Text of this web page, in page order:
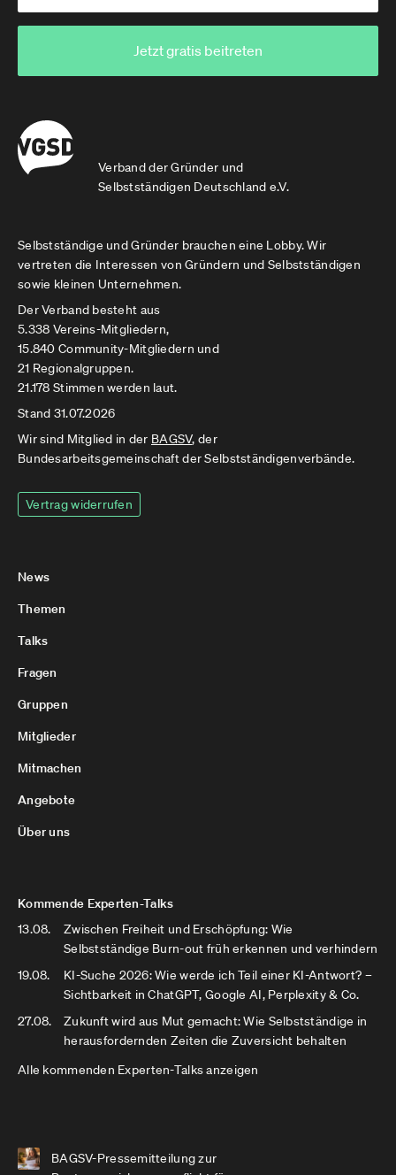
Verband der Gründer und
Selbstständigen Deutschland e.V.
Jetzt gratis beitreten
Selbstständige und Gründer brauchen eine Lobby. Wir
vertreten die Interessen von Gründern und Selbstständigen
sowie kleinen Unternehmen.
Der Verband besteht aus
5.338 Vereins-Mitgliedern,
15.840 Community-Mitgliedern und
21 Regionalgruppen.
21.178 Stimmen werden laut.
Stand 31.07.2026
Wir sind Mitglied in der BAGSV, der
Bundesarbeitsgemeinschaft der Selbstständigenverbände.
Vertrag widerrufen
News
Themen
Talks
Fragen
Gruppen
Mitglieder
Mitmachen
Angebote
Über uns
Kommende Experten-Talks
13.08.
Zwischen Freiheit und Erschöpfung: Wie
Selbstständige Burn-out früh erkennen und verhindern
19.08.
KI-Suche 2026: Wie werde ich Teil einer KI-Antwort? –
Sichtbarkeit in ChatGPT, Google AI, Perplexity & Co.
27.08.
Zukunft wird aus Mut gemacht: Wie Selbstständige in
herausfordernden Zeiten die Zuversicht behalten
Alle kommenden Experten-Talks anzeigen
BAGSV-Pressemitteilung zur